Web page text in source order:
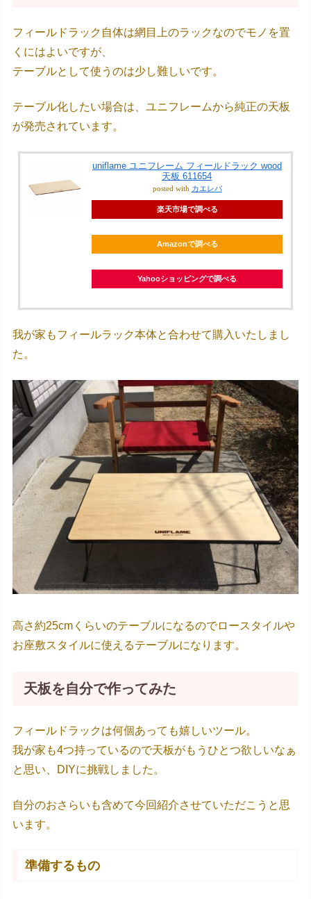
フィールドラック自体は網目上のラックなのでモノを置
くにはよいですが、
テーブルとして使うのは少し難しいです。
テーブル化したい場合は、ユニフレームから純正の天板
が発売されています。
uniflame ユニフレーム フィールドラック wood
天板 611654
posted with カエレバ
楽天市場で調べる
Amazonで調べる
Yahooショッピングで調べる
我が家もフィールラック本体と合わせて購入いたしまし
た。
高さ約25cmくらいのテーブルになるのでロースタイルや
お座敷スタイルに使えるテーブルになります。
天板を自分で作ってみた
フィールドラックは何個あっても嬉しいツール。
我が家も4つ持っているので天板がもうひとつ欲しいなぁ
と思い、DIYに挑戦しました。
自分のおさらいも含めて今回紹介させていただこうと思
います。
準備するもの